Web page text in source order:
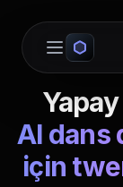
Open
AI dans
için